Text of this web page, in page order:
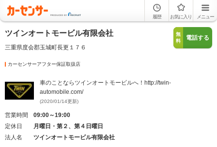
履歴 お気に入り メニュー
ツインオートモービル有限会社
三重県度会郡玉城町長更１７６
無
料
電話する
カーセンサーアフター保証取扱店
車のことならツインオートモービルへ！http://twin-
automobile.com/
(2020/01/14更新)
営業時間
09:00～19:00
定休日
月曜日・第２、第４日曜日
法人名
ツインオートモービル有限会社